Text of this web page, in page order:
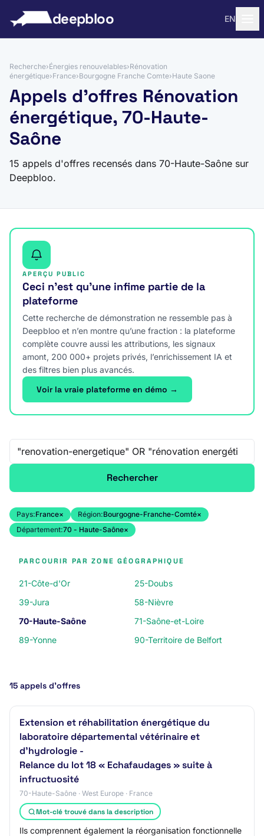
deepbloo EN
Recherche›Énergies renouvelables›Rénovation
énergétique›France›Bourgogne Franche Comte›Haute Saone
Appels d'offres Rénovation
énergétique, 70-Haute-
Saône
15 appels d'offres recensés dans 70-Haute-Saône sur
Deepbloo.
APERÇU PUBLIC
Ceci n’est qu’une infime partie de la
plateforme
Cette recherche de démonstration ne ressemble pas à
Deepbloo et n’en montre qu’une fraction : la plateforme
complète couvre aussi les attributions, les signaux
amont, 200 000+ projets privés, l’enrichissement IA et
des filtres bien plus avancés.
Voir la vraie plateforme en démo →
Recherche libre
Rechercher
Pays:France× Région:Bourgogne-Franche-Comté×
Département:70 - Haute-Saône×
PARCOURIR PAR ZONE GÉOGRAPHIQUE
21-Côte-d'Or
25-Doubs
39-Jura
58-Nièvre
70-Haute-Saône
71-Saône-et-Loire
89-Yonne
90-Territoire de Belfort
15 appels d’offres
Extension et réhabilitation énergétique du
laboratoire départemental vétérinaire et
d'hydrologie -
Relance du lot 18 « Echafaudages » suite à
infructuosité
70-Haute-Saône · West Europe · France
Mot-clé trouvé dans la description
Ils comprennent également la réorganisation fonctionnelle